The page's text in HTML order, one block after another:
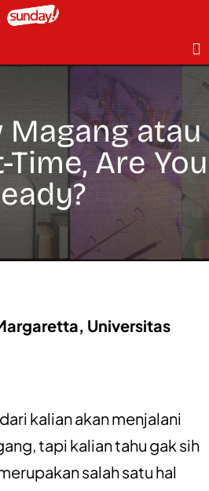
atau
Are You
Universitas
kalian akan menjalani
tapi kalian tahu gak sih
salah satu hal